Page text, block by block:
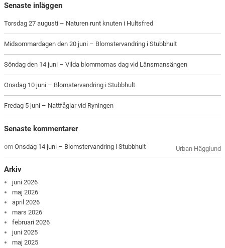
Senaste inläggen
Torsdag 27 augusti – Naturen runt knuten i Hultsfred
Midsommardagen den 20 juni – Blomstervandring i Stubbhult
Söndag den 14 juni – Vilda blommornas dag vid Länsmansängen
Onsdag 10 juni – Blomstervandring i Stubbhult
Fredag 5 juni – Nattfåglar vid Ryningen
Senaste kommentarer
Urban Hägglund
omOnsdag 14 juni – Blomstervandring i Stubbhult
Arkiv
juni 2026
maj 2026
april 2026
mars 2026
februari 2026
juni 2025
maj 2025